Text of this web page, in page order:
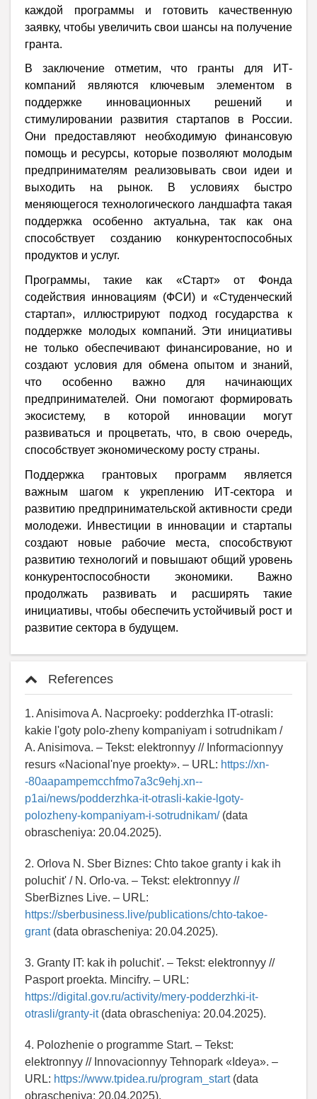
каждой программы и готовить качественную
заявку, чтобы увеличить свои шансы на получение
гранта.
В заключение отметим, что гранты для ИТ-
компаний являются ключевым элементом в
поддержке инновационных решений и
стимулировании развития стартапов в России.
Они предоставляют необходимую финансовую
помощь и ресурсы, которые позволяют молодым
предпринимателям реализовывать свои идеи и
выходить на рынок. В условиях быстро
меняющегося технологического ландшафта такая
поддержка особенно актуальна, так как она
способствует созданию конкурентоспособных
продуктов и услуг.
Программы, такие как «Старт» от Фонда
содействия инновациям (ФСИ) и «Студенческий
стартап», иллюстрируют подход государства к
поддержке молодых компаний. Эти инициативы
не только обеспечивают финансирование, но и
создают условия для обмена опытом и знаний,
что особенно важно для начинающих
предпринимателей. Они помогают формировать
экосистему, в которой инновации могут
развиваться и процветать, что, в свою очередь,
способствует экономическому росту страны.
Поддержка грантовых программ является
важным шагом к укреплению ИТ-сектора и
развитию предпринимательской активности среди
молодежи. Инвестиции в инновации и стартапы
создают новые рабочие места, способствуют
развитию технологий и повышают общий уровень
конкурентоспособности экономики. Важно
продолжать развивать и расширять такие
инициативы, чтобы обеспечить устойчивый рост и
развитие сектора в будущем.
References
1. Anisimova A. Nacproeky: podderzhka IT-otrasli:
kakie l'goty polo-zheny kompaniyam i sotrudnikam /
A. Anisimova. – Tekst: elektronnyy // Informacionnyy
resurs «Nacional'nye proekty». – URL: https://xn-
-80aapampemcchfmo7a3c9ehj.xn--
p1ai/news/podderzhka-it-otrasli-kakie-lgoty-
polozheny-kompaniyam-i-sotrudnikam/(data
obrascheniya: 20.04.2025).
2. Orlova N. Sber Biznes: Chto takoe granty i kak ih
poluchit' / N. Orlo-va. – Tekst: elektronnyy //
SberBiznes Live. – URL:
https://sberbusiness.live/publications/chto-takoe-
grant(data obrascheniya: 20.04.2025).
3. Granty IT: kak ih poluchit'. – Tekst: elektronnyy //
Pasport proekta. Mincifry. – URL:
https://digital.gov.ru/activity/mery-podderzhki-it-
otrasli/granty-it(data obrascheniya: 20.04.2025).
4. Polozhenie o programme Start. – Tekst:
elektronnyy // Innovacionnyy Tehnopark «Ideya». –
URL: https://www.tpidea.ru/program_start(data
obrascheniya: 20.04.2025).